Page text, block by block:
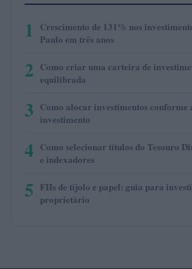
1
Crescimento de 131% nos
Paulo em três anos
2 Como criar uma carteira de
equilibrada
3 Como alocar investimentos conforme
investimento
4 Como selecionar títulos do Tesouro
e indexadores
5 FIIs de tijolo e papel: guia para
proprietário